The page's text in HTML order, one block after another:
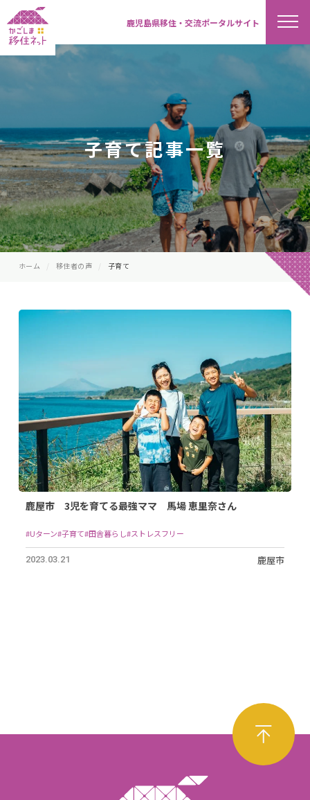
鹿児島県移住・交流ポータルサイト
子育て記事一覧
ホーム 移住者の声 子育て
鹿屋市 3児を育てる最強ママ 馬場 恵里奈さん
#Uターン#子育て#田舎暮らし#ストレスフリー
2023.03.21 鹿屋市